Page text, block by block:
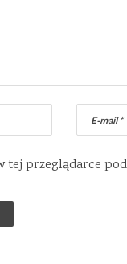
tej przeglądarce